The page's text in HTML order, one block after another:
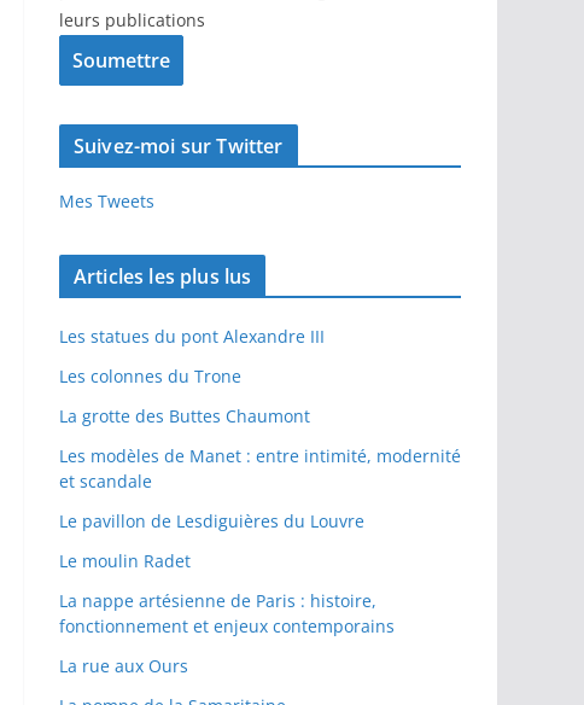
leurs publications
Suivez-moi sur Twitter
Mes Tweets
Articles les plus lus
Les statues du pont Alexandre III
Les colonnes du Trone
La grotte des Buttes Chaumont
Les modèles de Manet : entre intimité, modernité
et scandale
Le pavillon de Lesdiguières du Louvre
Le moulin Radet
La nappe artésienne de Paris : histoire,
fonctionnement et enjeux contemporains
La rue aux Ours